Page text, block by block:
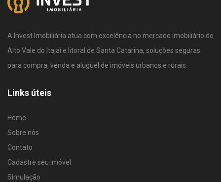
A Invest Imobiliária atua com excelência no mercado imobiliário do
Alto Vale do Itajaí e litoral de Santa Catarina, soluções seguras
para compra, venda e aluguel de imóveis urbanos e rurais.
Links úteis
Home
Sobre nós
Contato
Cadastre seu imóvel
Simulação